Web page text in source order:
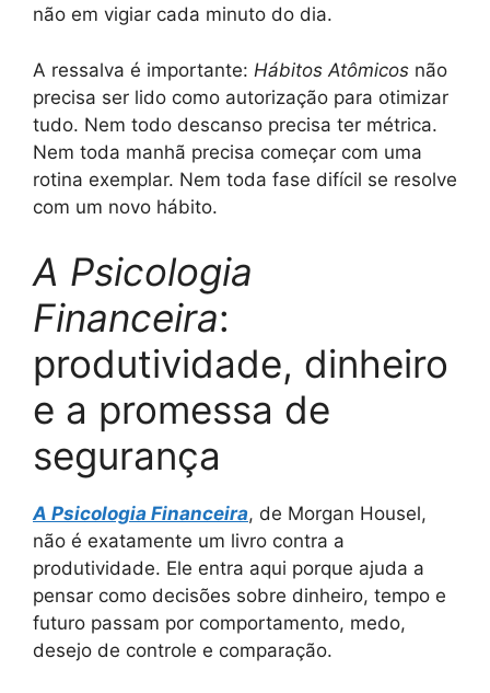
não em vigiar cada minuto do dia.
A ressalva é importante: Hábitos Atômicos não
precisa ser lido como autorização para otimizar
tudo. Nem todo descanso precisa ter métrica.
Nem toda manhã precisa começar com uma
rotina exemplar. Nem toda fase difícil se resolve
com um novo hábito.
A Psicologia
Financeira:
produtividade, dinheiro
e a promessa de
segurança
A Psicologia Financeira, de Morgan Housel,
não é exatamente um livro contra a
produtividade. Ele entra aqui porque ajuda a
pensar como decisões sobre dinheiro, tempo e
futuro passam por comportamento, medo,
desejo de controle e comparação.